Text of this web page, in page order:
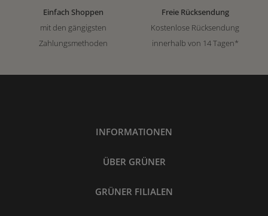
Einfach Shoppen
mit den gängigsten
Zahlungsmethoden
Freie Rücksendung
Kostenlose Rücksendung
innerhalb von 14 Tagen*
INFORMATIONEN
ÜBER GRÜNER
GRÜNER FILIALEN